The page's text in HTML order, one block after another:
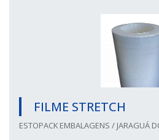
FILME STRETCH
ESTOPACK EMBALAGENS / JARAGUÁ